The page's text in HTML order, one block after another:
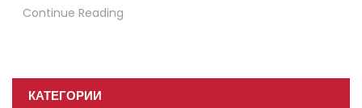
Continue Reading
КАТЕГОРИИ